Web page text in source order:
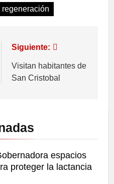
regeneración
Siguiente:
Visitan habitantes de
San Cristobal
espacios
proteger la lactancia